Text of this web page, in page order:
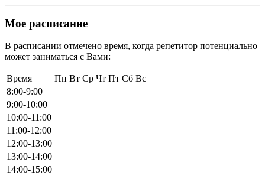
Мое расписание
В расписании отмечено время, когда репетитор потенциально
может заниматься с Вами:
Время Пн Вт Ср Чт Пт Сб Вс
8:00-9:00
9:00-10:00
10:00-11:00
11:00-12:00
12:00-13:00
13:00-14:00
14:00-15:00